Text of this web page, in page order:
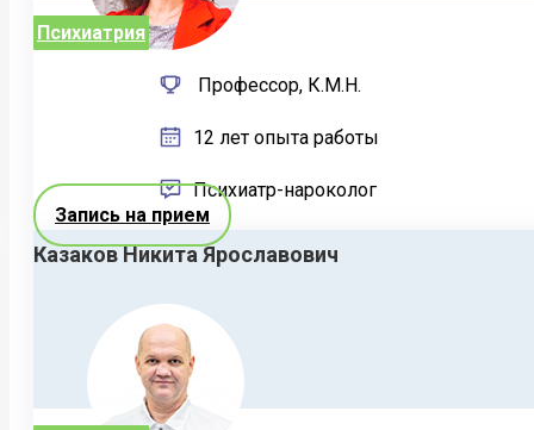
Психиатрия
Профессор, К.М.Н.
12 лет опыта работы
Психиатр-нароколог
Запись на прием
Казаков Никита Ярославович